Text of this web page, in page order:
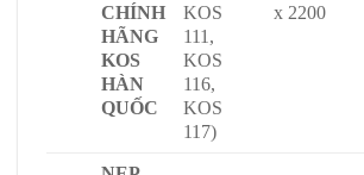
CHÍNH
HÃNG
KOS
HÀN
QUỐC
KOS
111,
KOS
116,
KOS
117)
x 2200